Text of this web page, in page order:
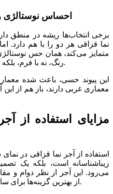
احساس نوستالژی
برخی انتخاب‌ها ریشه در منطق
نما قزاقی هر دو را با هم دارد.
متمایز می‌کند، همان حس
رنگ، نه با فرم، بلکه با «بودن» خودش منتقل می‌شود.
این پیوند حسی، باعث شده
معماری غربی دارند، باز هم از
مزایای استفاده از
استفاده از آجر نما قزاقی در نمای
زیباشناسانه است، بلکه یک
می‌رود. این آجر از نظر دوام و
از بهترین گزینه‌ها برای ساخت نمای بیرونی به شمار می‌آید.